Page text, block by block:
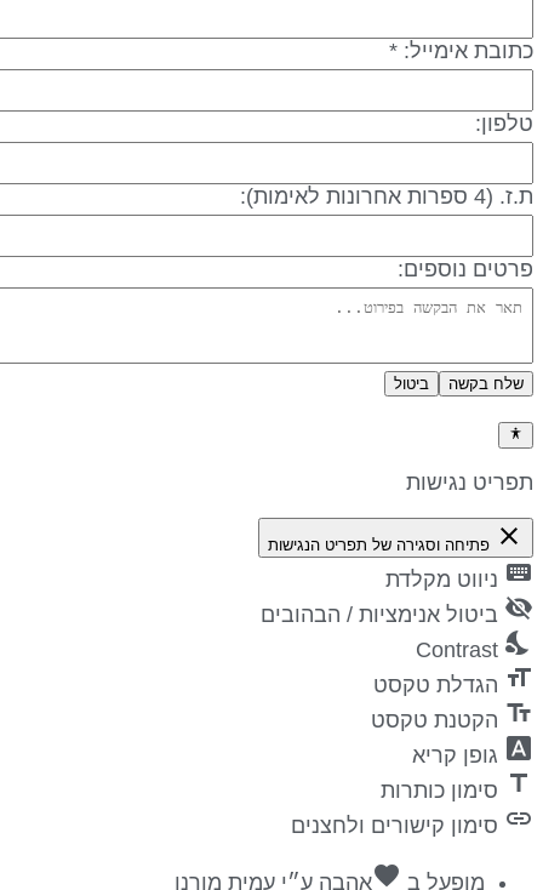
אימייל: *
ספרות אחרונות לאימות):
נוספים:
שלח בקשה ביטול
נגישות
close פתיחה וסגירה של תפריט הנגישות
ניווט מקלדת
ביטול אנימציות / הבהובים
Contrast
הגדלת טקסט
הקטנת טקסט
גופן קריא
סימון כותרות
סימון קישורים ולחצנים
מופעל בfavoriteאהבהע״יעמית מורנו